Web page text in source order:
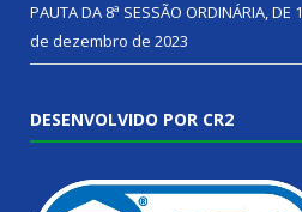
PAUTA DA 8ª SESSÃO ORDINÁRIA, DE
de dezembro de 2023
DESENVOLVIDO POR CR2